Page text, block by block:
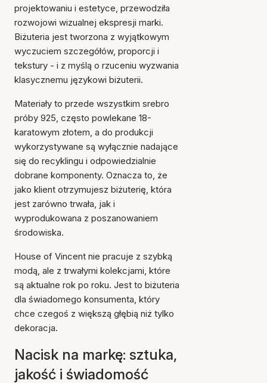
projektowaniu i estetyce, przewodziła
rozwojowi wizualnej ekspresji marki.
Biżuteria jest tworzona z wyjątkowym
wyczuciem szczegółów, proporcji i
tekstury - i z myślą o rzuceniu wyzwania
klasycznemu językowi biżuterii.
Materiały to przede wszystkim srebro
próby 925, często powlekane 18-
karatowym złotem, a do produkcji
wykorzystywane są wyłącznie nadające
się do recyklingu i odpowiedzialnie
dobrane komponenty. Oznacza to, że
jako klient otrzymujesz biżuterię, która
jest zarówno trwała, jak i
wyprodukowana z poszanowaniem
środowiska.
House of Vincent nie pracuje z szybką
modą, ale z trwałymi kolekcjami, które
są aktualne rok po roku. Jest to biżuteria
dla świadomego konsumenta, który
chce czegoś z większą głębią niż tylko
dekoracja.
Nacisk na markę: sztuka,
jakość i świadomość